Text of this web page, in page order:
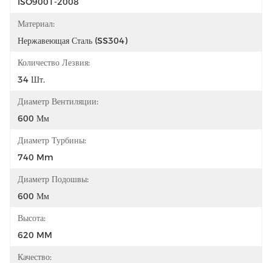
Материал:
Нержавеющая Сталь (SS304)
Количество Лезвия:
34 Шт.
Диаметр Вентиляции:
600 Мм
Диаметр Турбины:
740 Mm
Диаметр Подошвы:
600 Мм
Высота:
620 MM
Качество: